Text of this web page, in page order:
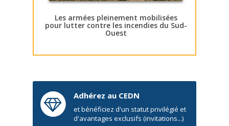
Les armées pleinement mobilisées
pour lutter contre les incendies du Sud-
Ouest
Adhérez au CEDN
et bénéficiez d'un statut privilégié et
d'avantages exclusifs (invitations...)